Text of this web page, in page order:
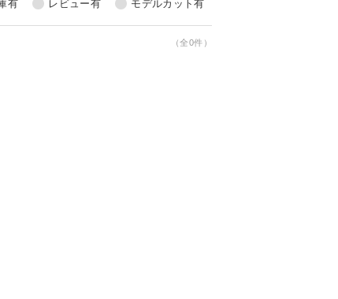
（全0件）